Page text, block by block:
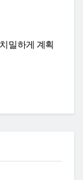
밀하게 계획